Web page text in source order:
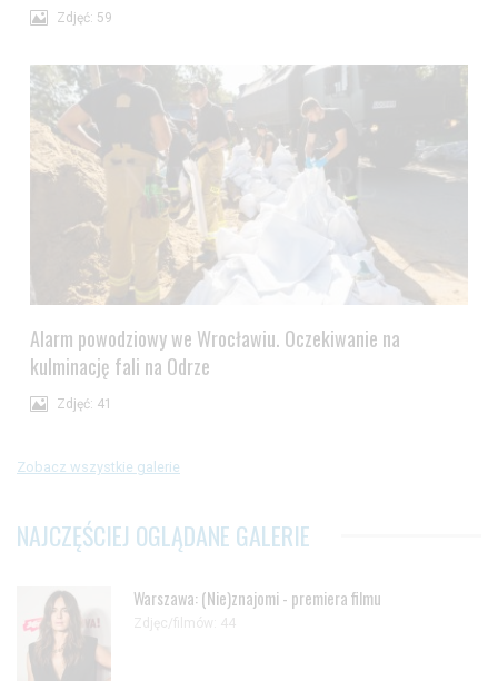
Zdjęć: 59
Alarm powodziowy we Wrocławiu. Oczekiwanie na
kulminację fali na Odrze
Zdjęć: 41
Zobacz wszystkie galerie
NAJCZĘŚCIEJ OGLĄDANE GALERIE
Warszawa: (Nie)znajomi - premiera filmu
Zdjęc/filmów: 44